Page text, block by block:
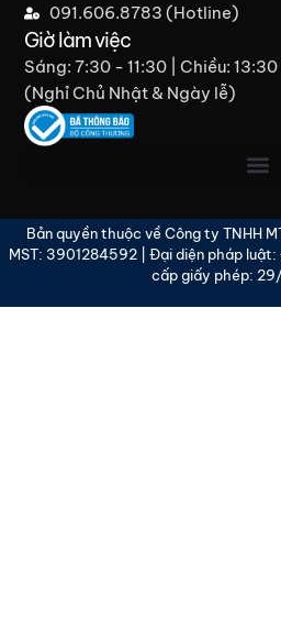
091.606.8783 (Hotline)
Giờ làm việc
Sáng: 7:30 - 11:30 | Chiều:
(Nghỉ Chủ Nhật & Ngày lễ)​
Bản quyền thuộc về Công ty TNHH
MST: 3901284592 | Đại diện pháp
cấp giấy phép: